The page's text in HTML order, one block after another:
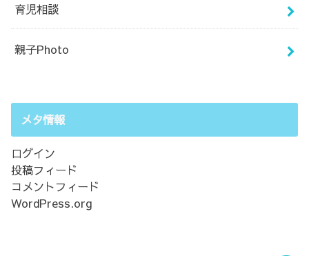
育児相談
親子Photo
メタ情報
ログイン
投稿フィード
コメントフィード
WordPress.org